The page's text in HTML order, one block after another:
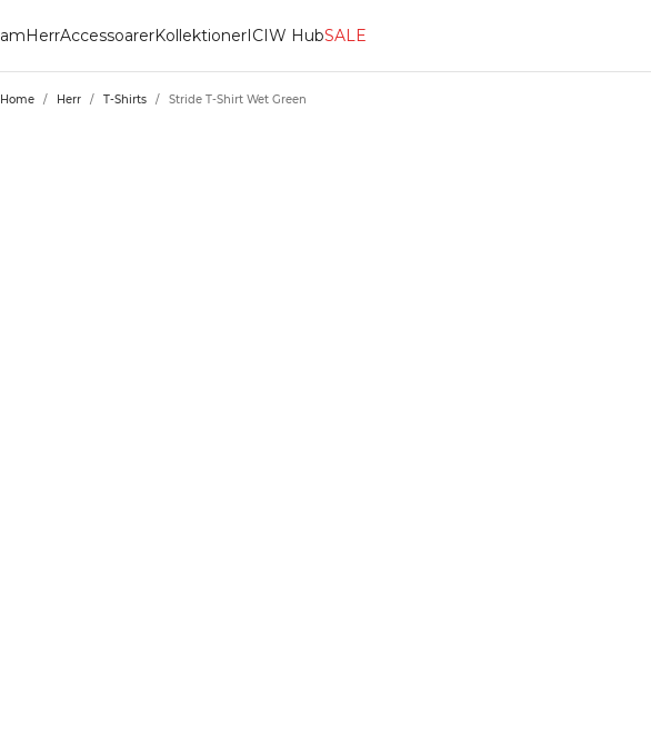
HerrAccessoarerKollektionerICIW HubSALE
Home / Herr / T-Shirts / Stride T-Shirt Wet Green